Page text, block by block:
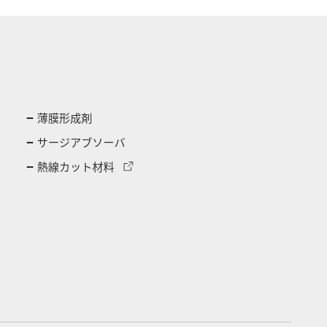
薄膜形成剤
サージアブソーバ
熱線カット材料